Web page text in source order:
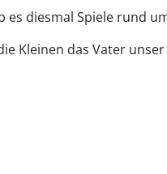
es diesmal Spiele rund
Kleinen das Vater